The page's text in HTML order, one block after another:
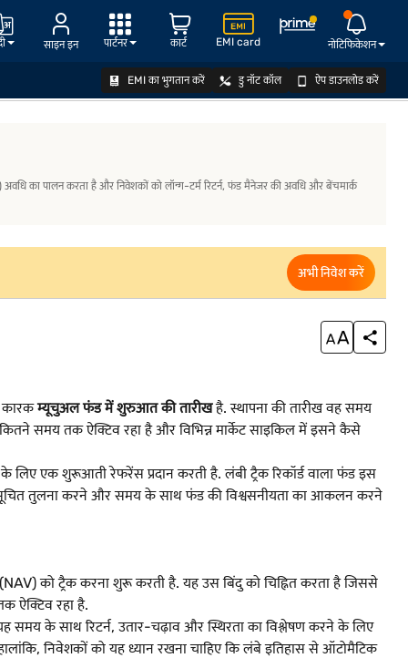
साइन इन EMI card नोटिफिकेशन
कार्ट
पार्टनर
EMI का भुगतान करें डु नॉट कॉल ऐप डाउनलोड करें
का पालन करता है और निवेशकों को लॉन्ग-टर्म रिटर्न, फंड मैनेजर की अवधि और बेंचमार्क
अभी निवेश करें
कारकम्यूचुअल फंड में शुरुआत की तारीखहै. स्थापना की तारीख वह समय
समय तक ऐक्टिव रहा है और विभिन्न मार्केट साइकिल में इसने कैसे
एक शुरूआती रेफरेंस प्रदान करती है. लंबी ट्रैक रिकॉर्ड वाला फंड इस
तुलना करने और समय के साथ फंड की विश्वसनीयता का आकलन करने
को ट्रैक करना शुरू करती है. यह उस बिंदु को चिह्नित करता है जिससे
ऐक्टिव रहा है.
के साथ रिटर्न, उतार-चढ़ाव और स्थिरता का विश्लेषण करने के लिए
निवेशकों को यह ध्यान रखना चाहिए कि लंबे इतिहास से ऑटोमैटिक